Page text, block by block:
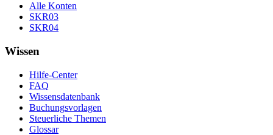
Alle Konten
SKR03
SKR04
Wissen
Hilfe-Center
FAQ
Wissensdatenbank
Buchungsvorlagen
Steuerliche Themen
Glossar